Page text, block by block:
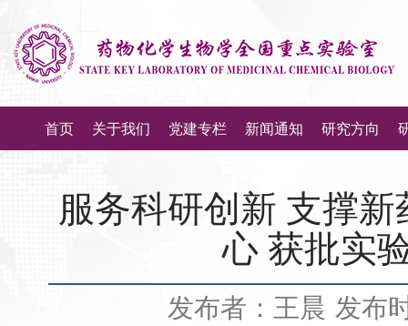
首页 关于我们 党建专栏 新闻通知 研究方向
服务科研创新 支撑
心 获批实
发布者：王晨 发布